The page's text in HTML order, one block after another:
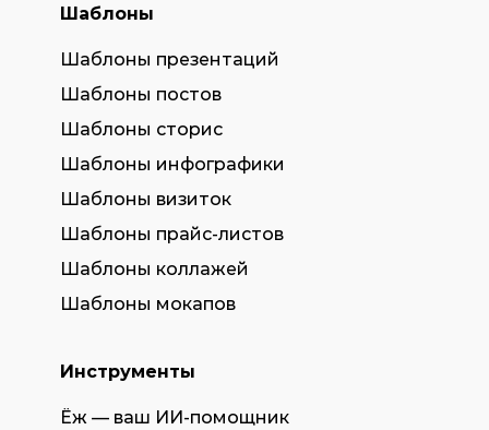
Шаблоны
Шаблоны презентаций
Шаблоны постов
Шаблоны сторис
Шаблоны инфографики
Шаблоны визиток
Шаблоны прайс-листов
Шаблоны коллажей
Шаблоны мокапов
Инструменты
Ёж — ваш ИИ-помощник